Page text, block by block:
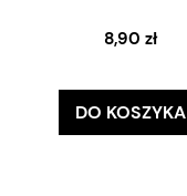
8,90 zł
DO KOSZYKA